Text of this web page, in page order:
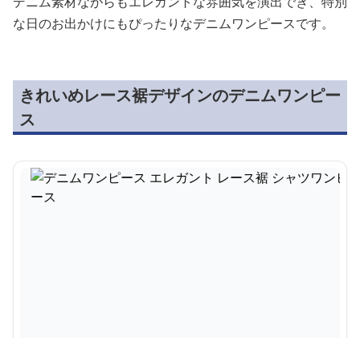
な日のお出かけにもぴったりなデニムワンピースです。
きれいめレース裾デザインのデニムワンピー
ス